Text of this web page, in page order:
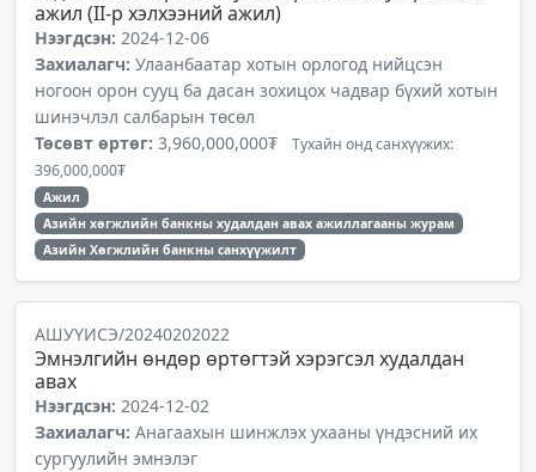
ажил (II-р хэлхээний ажил)
Нээгдсэн: 2024-12-06
Захиалагч: Улаанбаатар хотын орлогод нийцсэн
ногоон орон сууц ба дасан зохицох чадвар бүхий хотын
шинэчлэл салбарын төсөл
Төсөвт өртөг: 3,960,000,000₮ Тухайн онд санхүүжих:
396,000,000₮
Ажил
Азийн хөгжлийн банкны худалдан авах ажиллагааны журам
Азийн Хөгжлийн банкны санхүүжилт
АШУҮИСЭ/20240202022
Эмнэлгийн өндөр өртөгтэй хэрэгсэл худалдан
авах
Нээгдсэн: 2024-12-02
Захиалагч: Анагаахын шинжлэх ухааны үндэсний их
сургуулийн эмнэлэг